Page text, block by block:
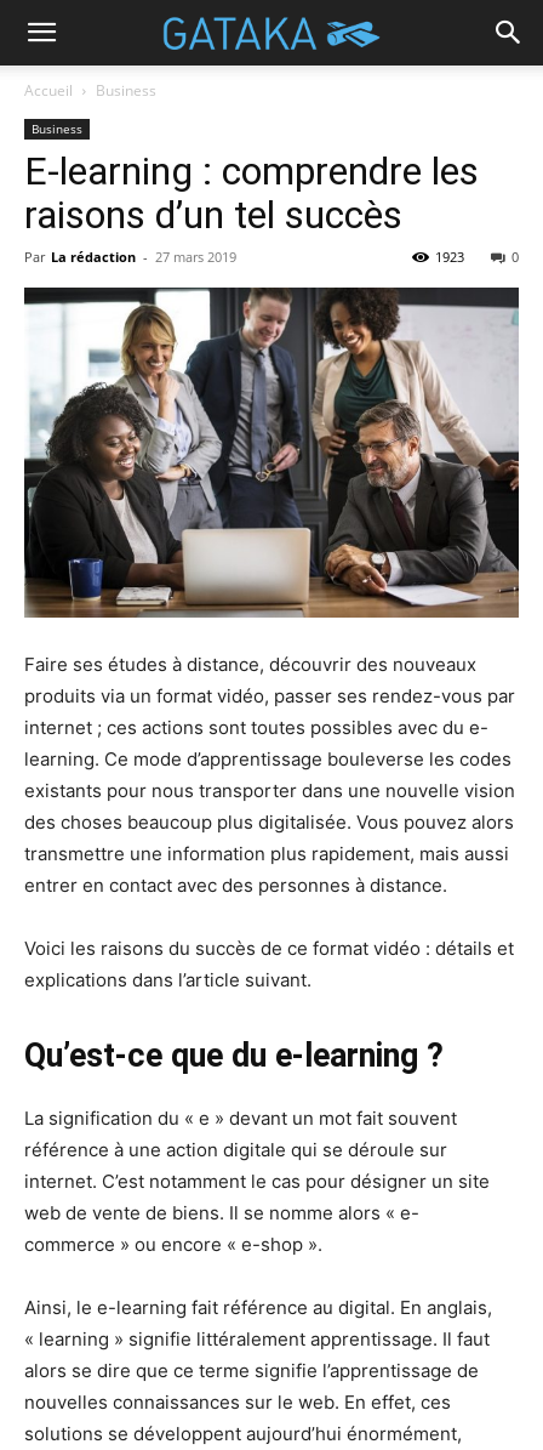
Accueil Business
Business
E-learning : comprendre les
raisons d’un tel succès
Par La rédaction - 27 mars 2019 0
1923
Faire ses études à distance, découvrir des nouveaux
produits via un format vidéo, passer ses rendez-vous par
internet ; ces actions sont toutes possibles avec du e-
learning. Ce mode d’apprentissage bouleverse les codes
existants pour nous transporter dans une nouvelle vision
des choses beaucoup plus digitalisée. Vous pouvez alors
transmettre une information plus rapidement, mais aussi
entrer en contact avec des personnes à distance.
Voici les raisons du succès de ce format vidéo : détails et
explications dans l’article suivant.
Qu’est-ce que du e-learning ?
La signification du « e » devant un mot fait souvent
référence à une action digitale qui se déroule sur
internet. C’est notamment le cas pour désigner un site
web de vente de biens. Il se nomme alors « e-
commerce » ou encore « e-shop ».
Ainsi, le e-learning fait référence au digital. En anglais,
« learning » signifie littéralement apprentissage. Il faut
alors se dire que ce terme signifie l’apprentissage de
nouvelles connaissances sur le web. En effet, ces
solutions se développent aujourd’hui énormément,